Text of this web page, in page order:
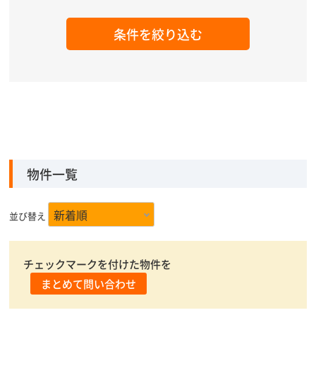
条件を絞り込む
物件一覧
並び替え
チェックマークを付けた物件を
まとめて問い合わせ